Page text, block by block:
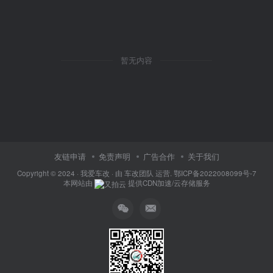
暂无内容
友链申请 免责声明 广告合作 关于我们
Copyright © 2024 · 我爱车改 · 由 车改团队 运营. 鄂ICP备2022008099号-7
本网站由
提供CDN加速/云存储服务